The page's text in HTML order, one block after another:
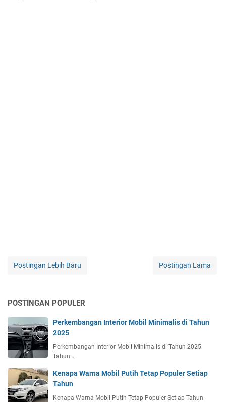
Postingan Lebih Baru Postingan Lama
POSTINGAN POPULER
Perkembangan Interior Mobil Minimalis di Tahun
2025
Perkembangan Interior Mobil Minimalis di Tahun 2025
Tahun…
Kenapa Warna Mobil Putih Tetap Populer Setiap
Tahun
Kenapa Warna Mobil Putih Tetap Populer Setiap Tahun